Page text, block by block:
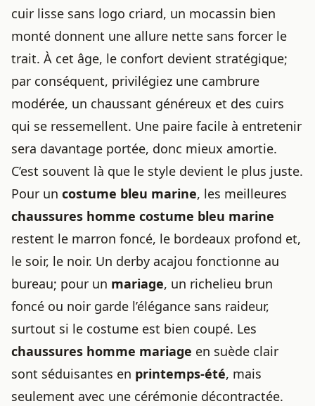
cuir lisse sans logo criard, un mocassin bien
monté donnent une allure nette sans forcer le
trait. À cet âge, le confort devient stratégique;
par conséquent, privilégiez une cambrure
modérée, un chaussant généreux et des cuirs
qui se ressemellent. Une paire facile à entretenir
sera davantage portée, donc mieux amortie.
C’est souvent là que le style devient le plus juste.
Pour un costume bleu marine, les meilleures
chaussures homme costume bleu marine
restent le marron foncé, le bordeaux profond et,
le soir, le noir. Un derby acajou fonctionne au
bureau; pour un mariage, un richelieu brun
foncé ou noir garde l’élégance sans raideur,
surtout si le costume est bien coupé. Les
chaussures homme mariage en suède clair
sont séduisantes en printemps-été, mais
seulement avec une cérémonie décontractée.